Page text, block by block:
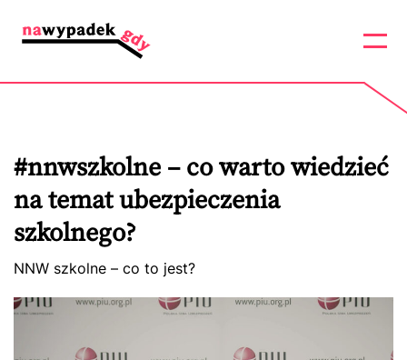
#nnwszkolne – co warto wiedzieć
na temat ubezpieczenia
szkolnego?
NNW szkolne – co to jest?